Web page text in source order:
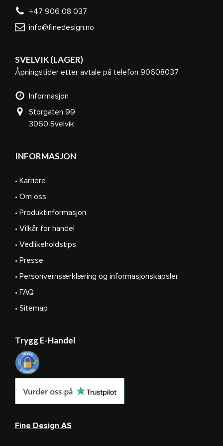
+47 906 08 037
info@finedesign.no
SVELVIK (LAGER)
Åpningstider etter avtale på telefon 90608037
Informasjon
Storgaten 99
3060 Svelvik
INFORMASJON
• Karriere
• Om oss
• Produktinformasjon
• Vilkår for handel
• Vedlikeholdstips
• Presse
• Personvernsærklæring og informasjonskapsler
• FAQ
• Sitemap
Trygg E-Handel
Fine Design AS